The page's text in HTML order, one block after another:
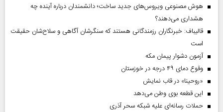
هوش مصنوعی ویروس‌های جدید ساخت؛ دانشمندان درباره آینده چه
هشداری می‌دهند؟
قالیباف: خبرنگاران رزمندگانی هستند که سنگرشان آگاهی و سلاح‌شان حقیقت
است
آزمون دشوار پیمان مکه
وقوع دمای ۴۹ درجه در خوزستان
«روحینا» در قاب نمایش
این قطعه بوی وطن می‌دهد
حملات رسانه‌ای علیه شبکه سحر آذری